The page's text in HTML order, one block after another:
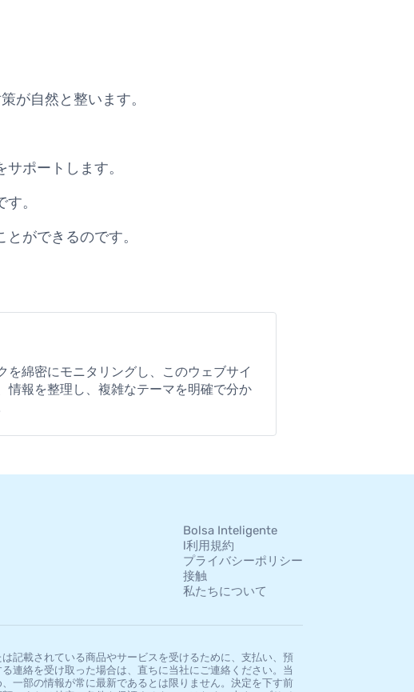
が自然と整います。
ポートします。
。
ができるのです。
綿密にモニタリングし、このウェブサイ
情報を整理し、複雑なテーマを明確で分か
Bolsa Inteligente
l利用規約
プライバシーポリシー
接触
私たちについて
記載されている商品やサービスを受けるために、支払い、預
連絡を受け取った場合は、直ちに当社にご連絡ください。当
一部の情報が常に最新であるとは限りません。決定を下す前